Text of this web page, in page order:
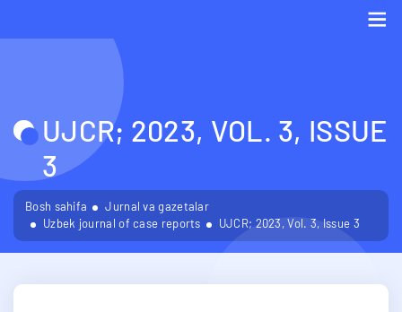
UJCR; 2023, VOL. 3, ISSUE
3
Bosh sahifa
Jurnal va gazetalar
Uzbek journal of case reports
UJCR; 2023, Vol. 3, Issue 3